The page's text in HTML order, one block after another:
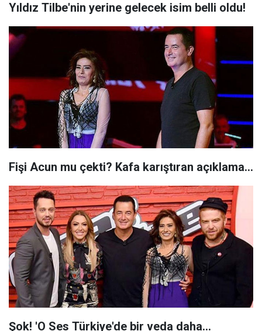
Yıldız Tilbe'nin yerine gelecek isim belli oldu!
Fişi Acun mu çekti? Kafa karıştıran açıklama...
Şok! 'O Ses Türkiye'de bir veda daha...